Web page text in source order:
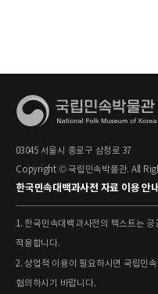
03045 서울시 종로구 삼청로 37
Copyright © 국립민속박물관. All
한국민속대백과사전 자료 이용 안
1. 한국민속대백과사전의 텍스트는
적용합니다.
2. 상업적 이용이 필요하시면 국립민
협의하시기 바랍니다.